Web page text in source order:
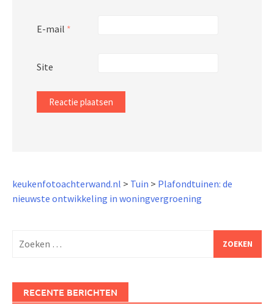
E-mail *
Site
keukenfotoachterwand.nl > Tuin > Plafondtuinen: de
nieuwste ontwikkeling in woningvergroening
naar:
RECENTE BERICHTEN